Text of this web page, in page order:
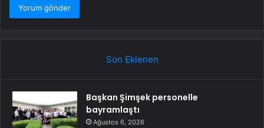
Son Eklenen
Başkan Şimşek personelle
bayramlaştı
Ağustos 6, 2026